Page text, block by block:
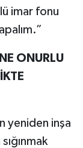
imar fonu
ONURLU
yeniden inşa